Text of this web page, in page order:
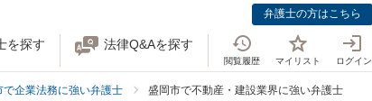
弁護士の方はこちら
を探す 法律Q&Aを探す
閲覧履歴 マイリスト ログイン
で企業法務に強い弁護士 盛岡市で不動産・建設業界に強い弁護士